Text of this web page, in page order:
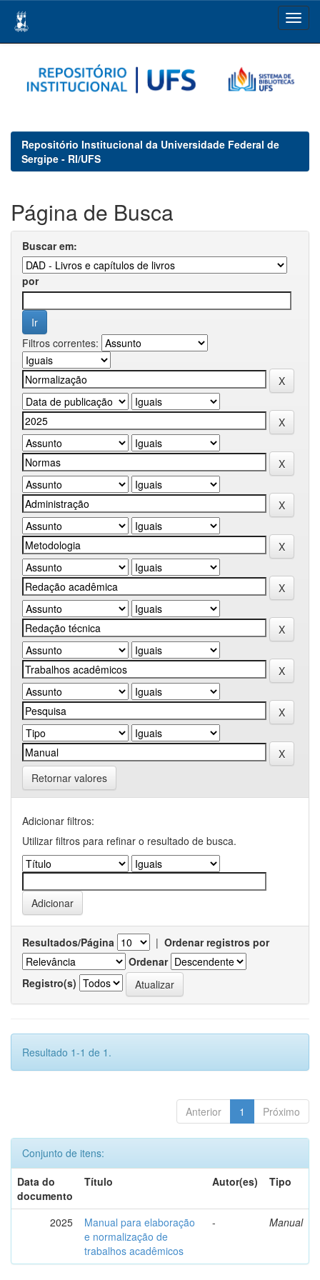
navigation
Repositório Institucional da Universidade Federal de
Sergipe - RI/UFS
Página de Busca
Buscar em:
por
Filtros correntes:
Retornar valores
Adicionar filtros:
Utilizar filtros para refinar o resultado de busca.
Resultados/Página | Ordenar registros por
Ordenar
Registro(s)
Resultado 1-1 de 1.
Anterior 1 Próximo
Conjunto de itens:
Data do
documento
Título Autor(es) Tipo
2025
Manual para elaboração
e normalização de
trabalhos acadêmicos
- Manual